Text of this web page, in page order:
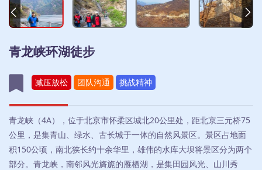
青龙峡环湖徒步
减压放松 团队沟通 挑战精神
青龙峡（4A），位于北京市怀柔区城北20公里处，距北京三元桥75
公里，是集青山、绿水、古长城于一体的自然风景区。景区占地面
积150公顷，南北狭长约十余华里，雄伟的水库大坝将景区分为两个
部分。青龙峡，南邻风光旖旎的雁栖湖，是集田园风光、山川秀